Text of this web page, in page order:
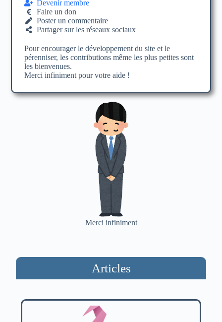
Devenir membre
Faire un don
Poster un commentaire
Partager sur les réseaux sociaux
Pour encourager le développement du site et le
pérenniser, les contributions même les plus petites sont
les bienvenues.
Merci infiniment pour votre aide !
Merci infiniment
Articles